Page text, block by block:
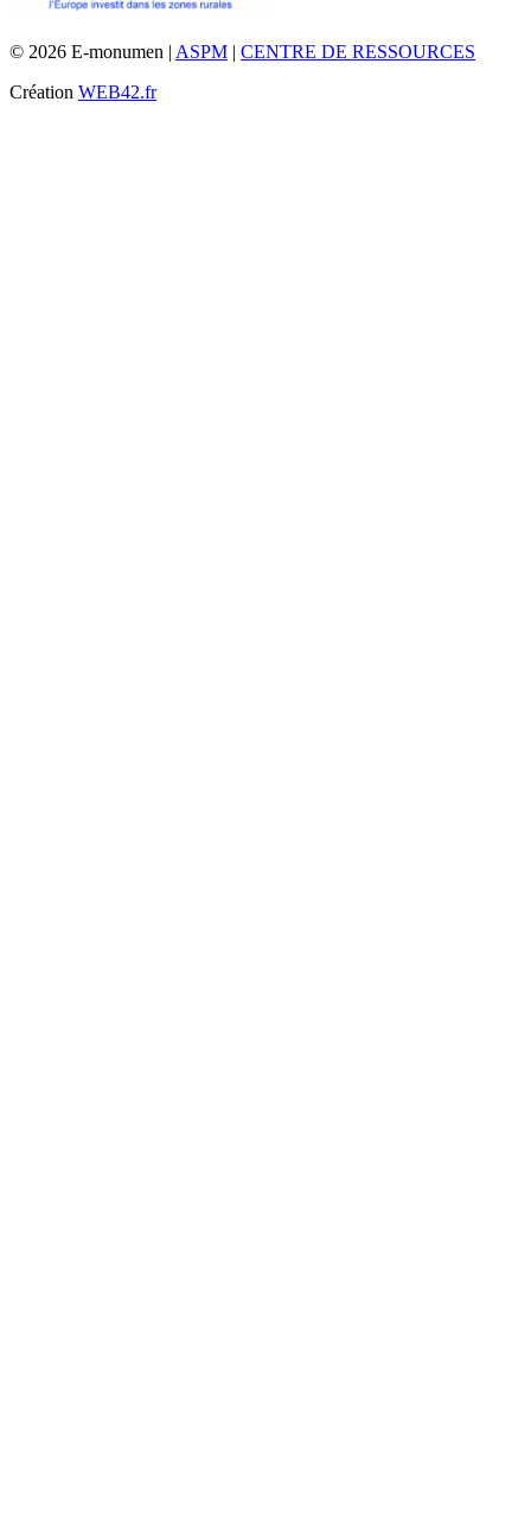
© 2026 E-monumen | ASPM | CENTRE DE RESSOURCES
Création WEB42.fr